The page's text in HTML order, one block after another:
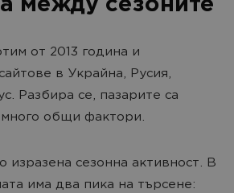
между сезоните
от 2013 година и
в Украйна, Русия,
Разбира се, пазарите са
много общи фактори.
изразена сезонна активност. В
има два пика на търсене: